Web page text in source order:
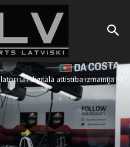
un digitālā attīstība izmainīja F1?